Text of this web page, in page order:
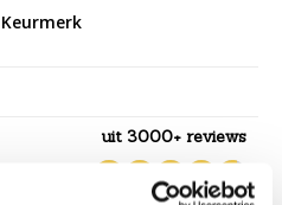
uit 3000+ reviews